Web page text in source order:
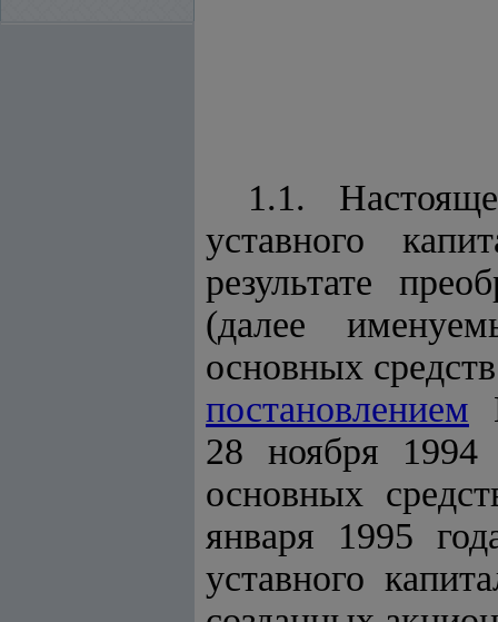
1.1.
уставного
результате
(далее
основных
постановлением
28 ноября 1994
основных
января 1995
уставного